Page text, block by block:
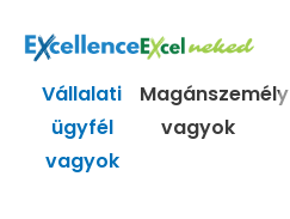
contentVállalati
ügyfél
vagyok
Magánszemély
vagyok